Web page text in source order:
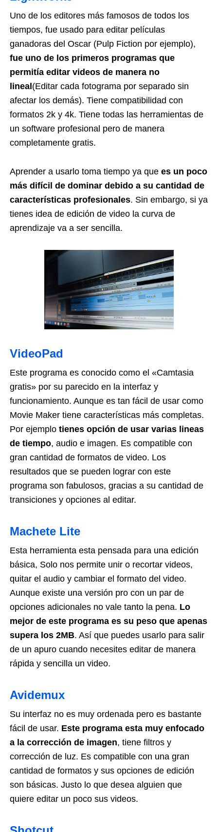
Uno de los editores más famosos de todos los
tiempos, fue usado para editar películas
ganadoras del Oscar (Pulp Fiction por ejemplo),
fue uno de los primeros programas que
permitía editar videos de manera no
lineal (Editar cada fotograma por separado sin
afectar los demás). Tiene compatibilidad con
formatos 2k y 4k. Tiene todas las herramientas de
un software profesional pero de manera
completamente gratis.
Aprender a usarlo toma tiempo ya que es un poco
más difícil de dominar debido a su cantidad de
características profesionales. Sin embargo, si ya
tienes idea de edición de video la curva de
aprendizaje va a ser sencilla.
VideoPad
Este programa es conocido como el «Camtasia
gratis» por su parecido en la interfaz y
funcionamiento. Aunque es tan fácil de usar como
Movie Maker tiene características más completas.
Por ejemplo tienes opción de usar varias lineas
de tiempo, audio e imagen. Es compatible con
gran cantidad de formatos de video. Los
resultados que se pueden lograr con este
programa son fabulosos, gracias a su cantidad de
transiciones y opciones al editar.
Machete Lite
Esta herramienta esta pensada para una edición
básica, Solo nos permite unir o recortar videos,
quitar el audio y cambiar el formato del video.
Aunque existe una versión pro con un par de
opciones adicionales no vale tanto la pena. Lo
mejor de este programa es su peso que apenas
supera los 2MB. Así que puedes usarlo para salir
de un apuro cuando necesites editar de manera
rápida y sencilla un video.
Avidemux
Su interfaz no es muy ordenada pero es bastante
fácil de usar. Este programa esta muy enfocado
a la corrección de imagen, tiene filtros y
corrección de luz. Es compatible con una gran
cantidad de formatos y sus opciones de edición
son básicas. Justo lo que desea alguien que
quiere editar un poco sus videos.